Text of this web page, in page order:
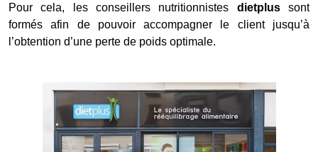
Pour cela, les conseillers nutritionnistes dietplussont
formés afin de pouvoir accompagner le client jusqu’à
l’obtention d’une perte de poids optimale.